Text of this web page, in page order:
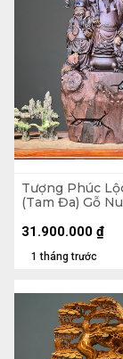
Tượng Phúc
(Tam Đa) Gỗ
1 tháng trước
31.900.000 ₫